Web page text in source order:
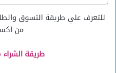
للتعرف علي طريقة التسوق
من
طريقة